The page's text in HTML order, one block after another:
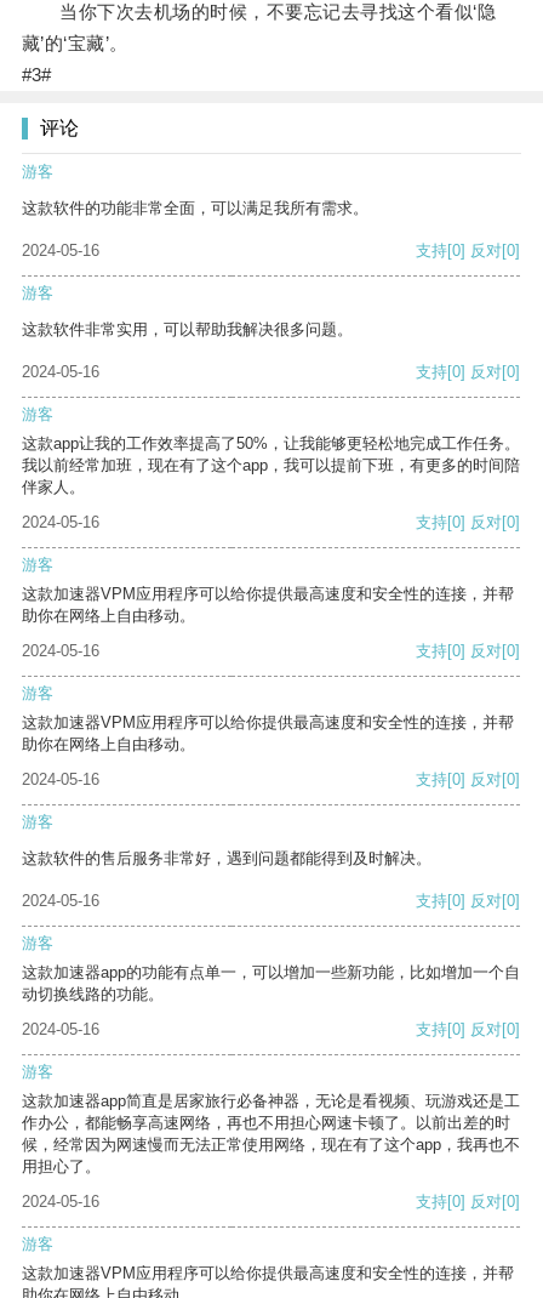
当你下次去机场的时候，不要忘记去寻找这个看似‘隐
藏’的‘宝藏’。
#3#
评论
游客
这款软件的功能非常全面，可以满足我所有需求。
2024-05-16 支持[0] 反对[0]
游客
这款软件非常实用，可以帮助我解决很多问题。
2024-05-16 支持[0] 反对[0]
游客
这款app让我的工作效率提高了50%，让我能够更轻松地完成工作任务。
我以前经常加班，现在有了这个app，我可以提前下班，有更多的时间陪
伴家人。
2024-05-16
支持[0] 反对[0]
游客
这款加速器VPM应用程序可以给你提供最高速度和安全性的连接，并帮
助你在网络上自由移动。
2024-05-16
支持[0] 反对[0]
游客
这款加速器VPM应用程序可以给你提供最高速度和安全性的连接，并帮
助你在网络上自由移动。
2024-05-16
支持[0] 反对[0]
游客
这款软件的售后服务非常好，遇到问题都能得到及时解决。
2024-05-16 支持[0] 反对[0]
游客
这款加速器app的功能有点单一，可以增加一些新功能，比如增加一个自
动切换线路的功能。
2024-05-16
支持[0] 反对[0]
游客
这款加速器app简直是居家旅行必备神器，无论是看视频、玩游戏还是工
作办公，都能畅享高速网络，再也不用担心网速卡顿了。以前出差的时
候，经常因为网速慢而无法正常使用网络，现在有了这个app，我再也不
用担心了。
2024-05-16
支持[0] 反对[0]
游客
这款加速器VPM应用程序可以给你提供最高速度和安全性的连接，并帮